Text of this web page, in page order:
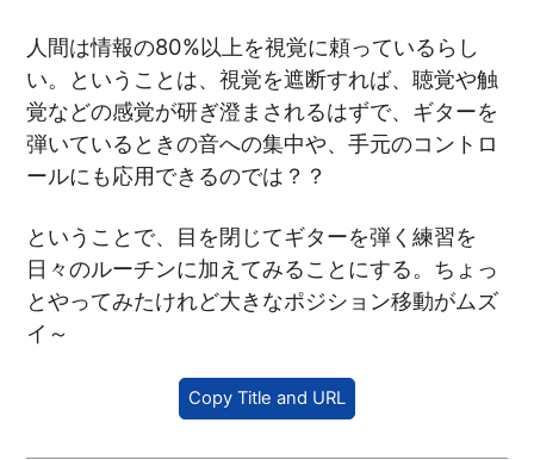
人間は情報の80%以上を視覚に頼っているらし
い。ということは、視覚を遮断すれば、聴覚や触
覚などの感覚が研ぎ澄まされるはずで、ギターを
弾いているときの音への集中や、手元のコントロ
ールにも応用できるのでは？？
ということで、目を閉じてギターを弾く練習を
日々のルーチンに加えてみることにする。ちょっ
とやってみたけれど大きなポジション移動がムズ
イ～
Copy Title and URL